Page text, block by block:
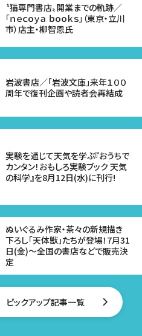
〝猫専門書店〟開業までの軌跡／
「ｎｅｃｏｙａ ｂｏｏｋｓ」（東京・立川
市）店主・柳智恩氏
岩波書店／「岩波文庫」来年１００
周年で復刊企画や読者会再結成
実験を通じて天気を学ぶ『おうちで
カンタン！おもしろ実験ブック 天気
の科学』を8月12日(水)に刊行!
ぬいぐるみ作家・茶々の新規描き
下ろし「天体獣」たちが登場！7月31
日(金)～全国の書店などで販売決
定
ピックアップ記事一覧